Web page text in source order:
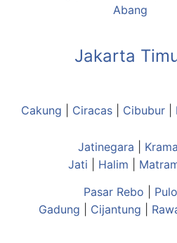
Abang
Jakarta
Cakung Ciracas| Cibubur|
Jatinegara
Jati
Halim
Pasar Rebo
Pulo
Gadung
Cijantung